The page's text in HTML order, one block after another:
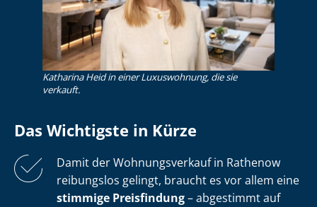
Katharina Heid in einer Luxuswohnung, die sie
verkauft.
Das Wichtigste in Kürze
Damit der Wohnungsverkauf in Rathenow
reibungslos gelingt, braucht es vor allem eine
stimmige Preisfindung– abgestimmt auf